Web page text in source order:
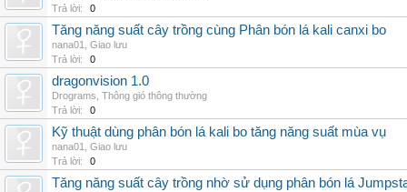
Trả lời:
0
Tăng năng suất cây trồng cùng Phân bón lá kali canxi bo
nana01
Giao lưu
Trả lời:
0
dragonvision 1.0
Drograms Thông gió thông thường
Trả lời:
0
Kỹ thuật dùng phân bón lá kali bo tăng năng suất mùa vụ
nana01
Giao lưu
Trả lời:
0
Tăng năng suất cây trồng nhờ sử dụng phân bón lá